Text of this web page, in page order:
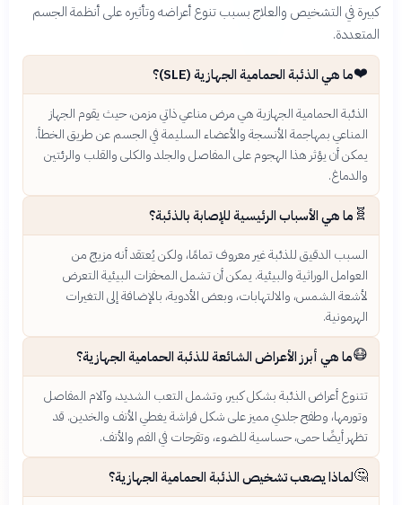
كبيرة في التشخيص والعلاج بسبب تنوع أعراضه وتأثيره على أنظمة الجسم
المتعددة.
❤️ما هي الذئبة الحمامية الجهازية (SLE)؟
الذئبة الحمامية الجهازية هي مرض مناعي ذاتي مزمن، حيث يقوم الجهاز
المناعي بمهاجمة الأنسجة والأعضاء السليمة في الجسم عن طريق الخطأ.
يمكن أن يؤثر هذا الهجوم على المفاصل والجلد والكلى والقلب والرئتين
والدماغ.
🧬 ما هي الأسباب الرئيسية للإصابة بالذئبة؟
السبب الدقيق للذئبة غير معروف تمامًا، ولكن يُعتقد أنه مزيج من
العوامل الوراثية والبيئية. يمكن أن تشمل المحفزات البيئية التعرض
لأشعة الشمس، والالتهابات، وبعض الأدوية، بالإضافة إلى التغيرات
الهرمونية.
😷ما هي أبرز الأعراض الشائعة للذئبة الحمامية الجهازية؟
تتنوع أعراض الذئبة بشكل كبير، وتشمل التعب الشديد، وآلام المفاصل
وتورمها، وطفح جلدي مميز على شكل فراشة يغطي الأنف والخدين. قد
تظهر أيضًا حمى، حساسية للضوء، وتقرحات في الفم والأنف.
🤔لماذا يصعب تشخيص الذئبة الحمامية الجهازية؟